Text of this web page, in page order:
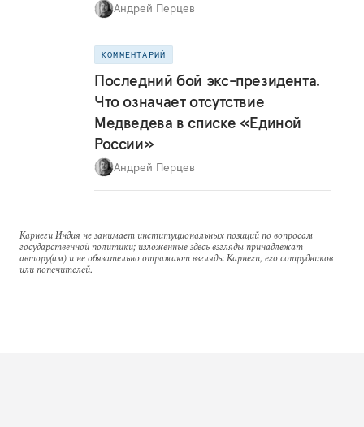
Андрей Перцев
КОММЕНТАРИЙ
Последний бой экс-президента.
Что означает отсутствие
Медведева в списке «Единой
России»
Андрей Перцев
Карнеги Индия не занимает институциональных позиций по вопросам
государственной политики; изложенные здесь взгляды принадлежат
автору(ам) и не обязательно отражают взгляды Карнеги, его сотрудников
или попечителей.